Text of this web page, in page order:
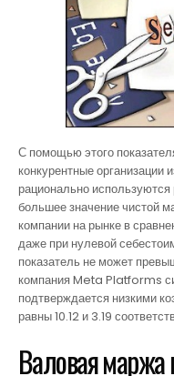
С помощью этого
конкурентные
рационально
большее значение чистой
компании на рынке в
даже при нулевой
показатель не может
компания Meta Platforms
подтверждается низкими
равны 10.12 и 3.19
Валовая